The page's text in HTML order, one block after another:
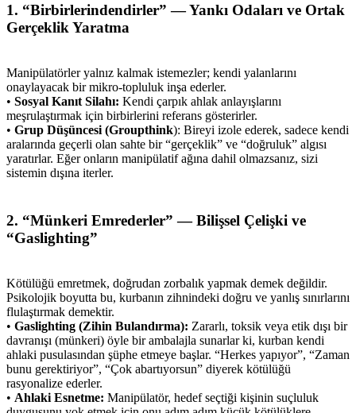
1. “Birbirlerindendirler” — Yankı Odaları ve Ortak
Gerçeklik Yaratma
Manipülatörler yalnız kalmak istemezler; kendi yalanlarını
onaylayacak bir mikro-topluluk inşa ederler.
• Sosyal Kanıt Silahı: Kendi çarpık ahlak anlayışlarını
meşrulaştırmak için birbirlerini referans gösterirler.
• Grup Düşüncesi (Groupthink): Bireyi izole ederek, sadece kendi
aralarında geçerli olan sahte bir “gerçeklik” ve “doğruluk” algısı
yaratırlar. Eğer onların manipülatif ağına dahil olmazsanız, sizi
sistemin dışına iterler.
2. “Münkeri Emrederler” — Bilişsel Çelişki ve
“Gaslighting”
Kötülüğü emretmek, doğrudan zorbalık yapmak demek değildir.
Psikolojik boyutta bu, kurbanın zihnindeki doğru ve yanlış sınırlarını
flulaştırmak demektir.
• Gaslighting (Zihin Bulandırma): Zararlı, toksik veya etik dışı bir
davranışı (münkeri) öyle bir ambalajla sunarlar ki, kurban kendi
ahlaki pusulasından şüphe etmeye başlar. “Herkes yapıyor”, “Zaman
bunu gerektiriyor”, “Çok abartıyorsun” diyerek kötülüğü
rasyonalize ederler.
• Ahlaki Esnetme: Manipülatör, hedef seçtiği kişinin suçluluk